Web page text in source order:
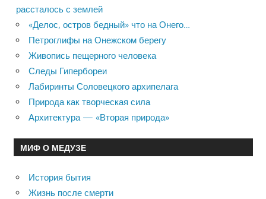
рассталось с землей
«Делос, остров бедный» что на Онего…
Петроглифы на Онежском берегу
Живопись пещерного человека
Следы Гипербореи
Лабиринты Соловецкого архипелага
Природа как творческая сила
Архитектура — «Вторая природа»
МИФ О МЕДУЗЕ
История бытия
Жизнь после смерти